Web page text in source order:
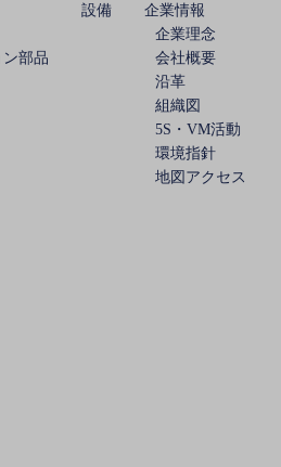
部品
設備
企業情報
企業理念
会社概要
沿革
組織図
5S・VM活動
環境指針
地図アクセス